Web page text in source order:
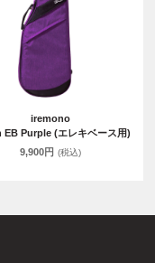
iremono
EB Purple (エレキベース用)
9,900円 (税込)